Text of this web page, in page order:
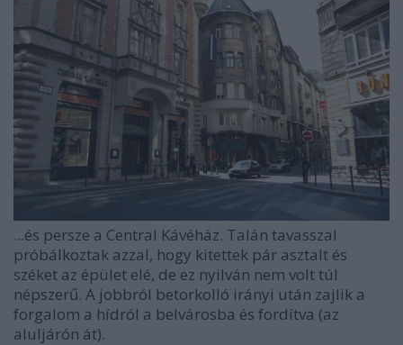
...és persze a Central Kávéház. Talán tavasszal
próbálkoztak azzal, hogy kitettek pár asztalt és
széket az épület elé, de ez nyilván nem volt túl
népszerű. A jobbról betorkolló irányi után zajlik a
forgalom a hídról a belvárosba és fordítva (az
aluljárón át).